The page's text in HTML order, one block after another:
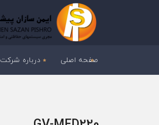
صفحه اصلی درباره شرکت